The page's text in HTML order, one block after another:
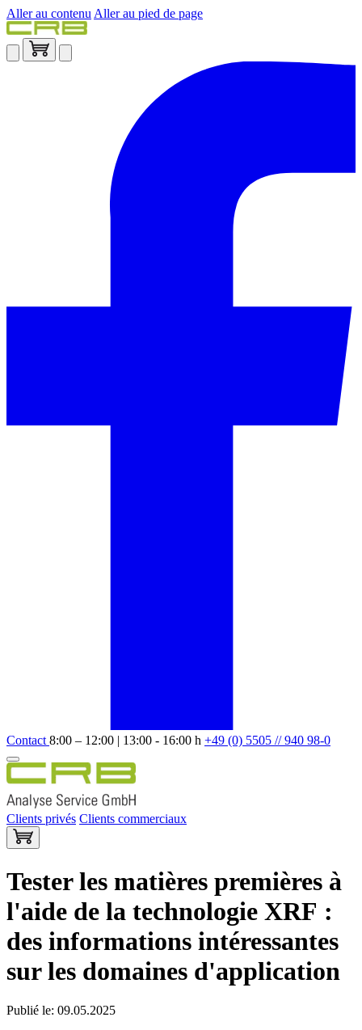
Aller au contenu Aller au pied de page
Contact 8:00 – 12:00 | 13:00 - 16:00 h +49 (0) 5505 // 940 98-0
Clients privés Clients commerciaux
Tester les matières premières à
l'aide de la technologie XRF :
des informations intéressantes
sur les domaines d'application
Publié le: 09.05.2025